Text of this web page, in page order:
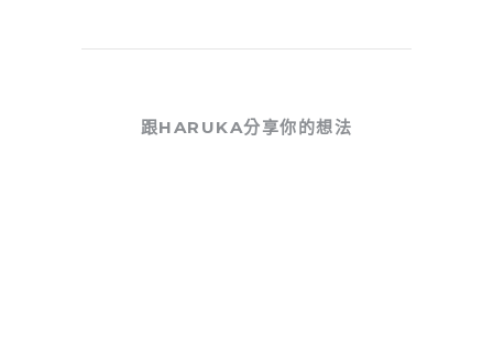
跟HARUKA分享你的想法